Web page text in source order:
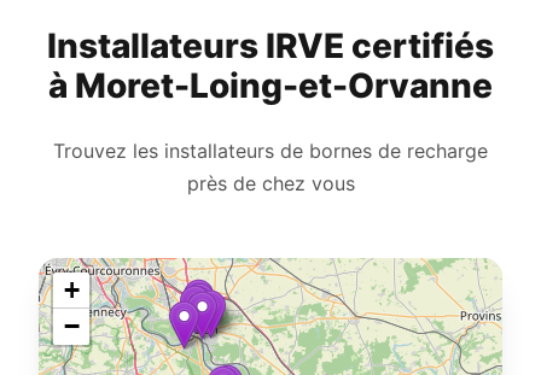
Installateurs IRVE certifiés
à Moret-Loing-et-Orvanne
Trouvez les installateurs de bornes de recharge
près de chez vous
+
−